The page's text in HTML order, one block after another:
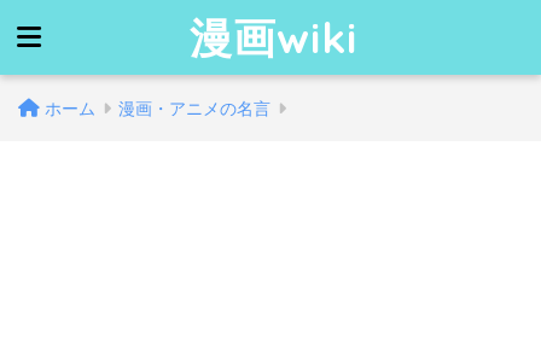
漫画wiki
ホーム 漫画・アニメの名言